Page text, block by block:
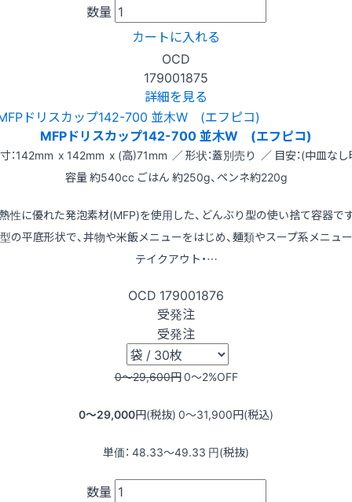
数量
カートに入れる
OCD
179001875
詳細を見る
MFPドリスカップ142-700 並木W (エフピコ)
：142mm x 142mm x (高)71mm ／ 形状：蓋別売り ／ 目安：(中皿なし
容量 約540cc ごはん 約250g、ペンネ約220g
性に優れた発泡素材(MFP)を使用した、どんぶり型の使い捨て容器で
の平底形状で、丼物や米飯メニューをはじめ、麺類やスープ系メニュ
テイクアウト・…
OCD 179001876
受発注
受発注
0〜29,600円0〜2%OFF
0〜29,000円(税抜) 0〜31,900円(税込)
単価： 48.33〜49.33 円(税抜)
数量